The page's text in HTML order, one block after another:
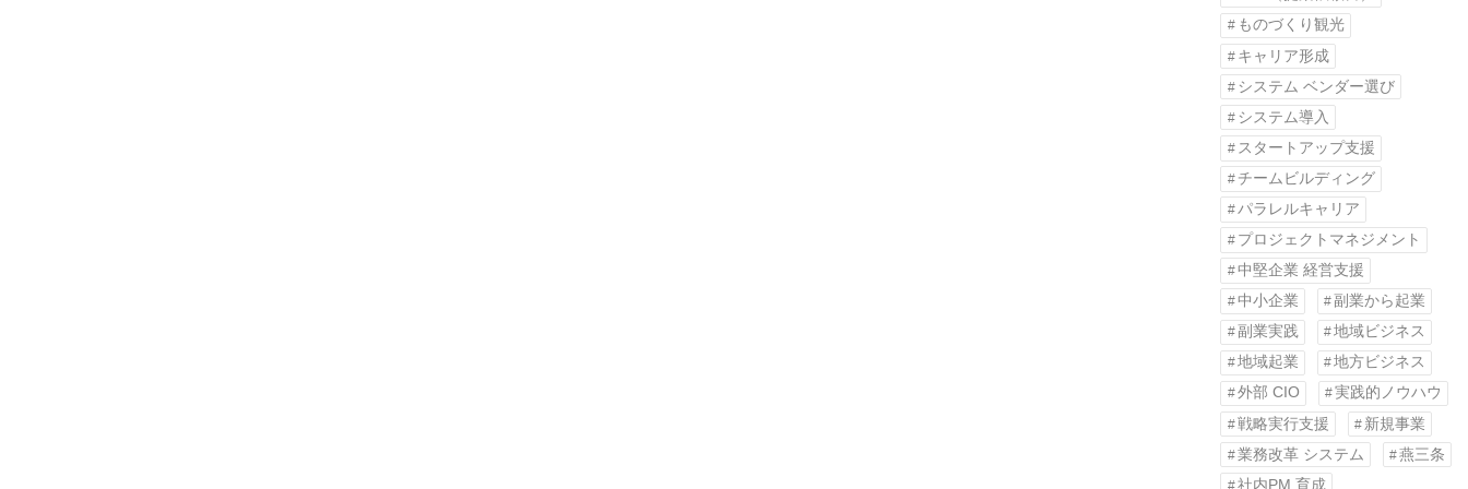
ものづくり観光
キャリア形成
システム ベンダー選び
システム導入
スタートアップ支援
チームビルディング
パラレルキャリア
プロジェクトマネジメント
中堅企業 経営支援
中小企業
副業から起業
副業実践
地域ビジネス
地域起業
地方ビジネス
外部 CIO
実践的ノウハウ
戦略実行支援
新規事業
業務改革 システム
燕三条
社内PM 育成